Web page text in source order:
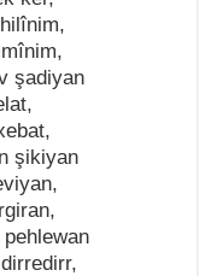
şadiyan
şikiyan